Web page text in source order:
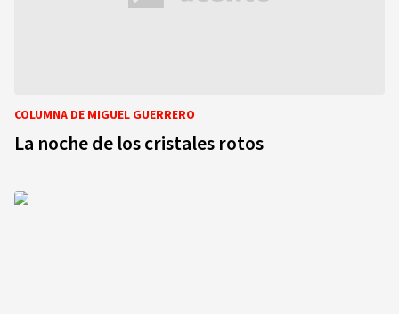
COLUMNA DE MIGUEL GUERRERO
La noche de los cristales rotos